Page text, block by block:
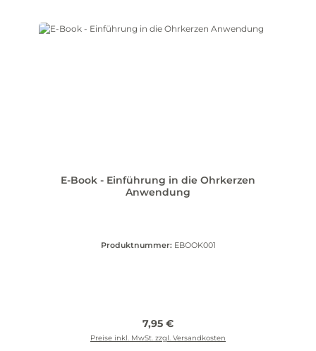
E-Book - Einführung in die Ohrkerzen
Anwendung
Produktnummer: EBOOK001
Regulärer Preis:
7,95 €
Preise inkl. MwSt. zzgl. Versandkosten